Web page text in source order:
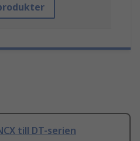
till DT-serien